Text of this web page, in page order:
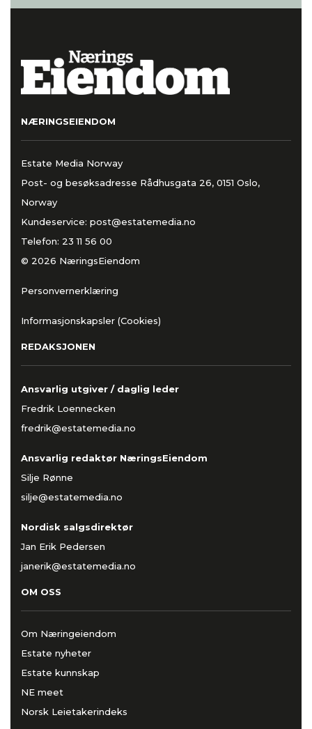
NÆRINGSEIENDOM
Estate Media Norway
Post- og besøksadresse Rådhusgata 26, 0151 Oslo,
Norway
Kundeservice: post@estatemedia.no
Telefon: 23 11 56 00
© 2026 NæringsEiendom
Personvernerklæring
Informasjonskapsler (Cookies)
REDAKSJONEN
Ansvarlig utgiver / daglig leder
Fredrik Loennecken
fredrik@estatemedia.no
Ansvarlig redaktør NæringsEiendom
Silje Rønne
silje@estatemedia.no
Nordisk salgsdirektør
Jan Erik Pedersen
janerik@estatemedia.no
OM OSS
Om Næringeiendom
Estate nyheter
Estate kunnskap
NE meet
Norsk Leietakerindeks